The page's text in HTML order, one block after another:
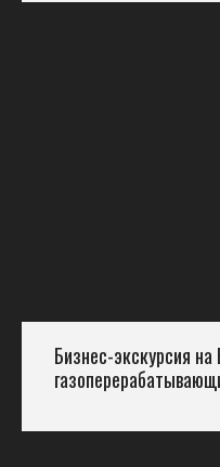
Бизнес-экскурсия на